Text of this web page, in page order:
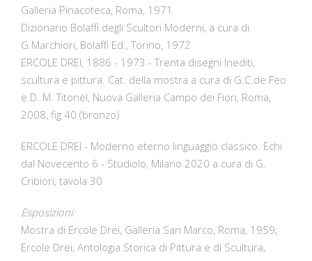
Galleria Pinacoteca, Roma, 1971
Dizionario Bolaffi degli Scultori Moderni, a cura di
G.Marchiori, Bolaffi Ed., Torino, 1972
ERCOLE DREI, 1886 - 1973 - Trenta disegni Inediti,
scultura e pittura. Cat. della mostra a cura di G.C.de Feo
e D. M. Titonel, Nuova Galleria Campo dei Fiori, Roma,
2008, fig 40 (bronzo)
ERCOLE DREI - Moderno eterno linguaggio classico. Echi
dal Novecento 6 - Studiolo, Milano 2020 a cura di G.
Cribiori, tavola 30
Esposizioni:
Mostra di Ercole Drei, Galleria San Marco, Roma, 1959;
Ercole Drei, Antologia Storica di Pittura e di Scultura,